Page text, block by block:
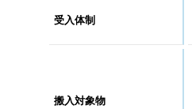
受入体制
搬入対象物